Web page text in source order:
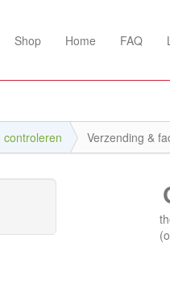
Shop Home FAQ
controleren Verzending &